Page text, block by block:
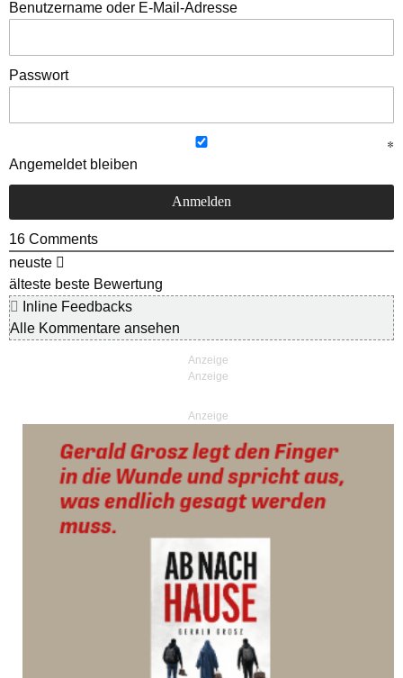
Benutzername oder E-Mail-Adresse
Passwort
Angemeldet bleiben
16 Comments
neuste
älteste beste Bewertung
Inline Feedbacks
Alle Kommentare ansehen
Anzeige